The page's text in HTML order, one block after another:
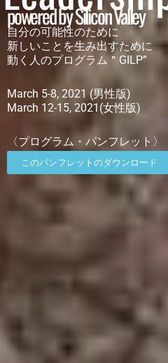
powered by Silicon Valley
自分の可能性のために
新しいことを生み出すために
動く人のプログラム＂GILP”
March 5-8, 2021 (男性版)
March 12-15, 2021(女性版)
〈プログラム・パンフレット〉
このパンフレットのダウンロード